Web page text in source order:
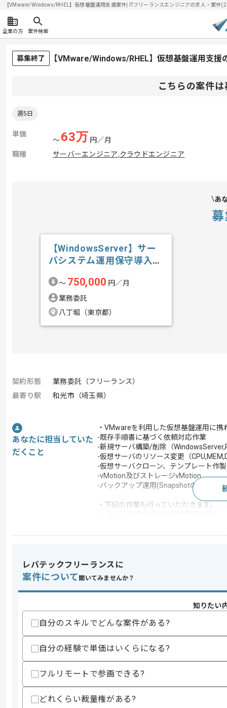
【VMware/Windows/RHEL】仮想基盤運用支援案件| ITフリーランスエンジニアの求人・案件
企業の方 案件検索
募集終了 【VMware/Windows/RHEL】仮想基盤運用支援
こちらの案件
週5日
単価
〜63万 円／月
職種
サーバーエンジニア,クラウドエンジニア
あ
【WindowsServer】サー
バシステム運用保守導入技
〜 750,000 円／月
業務委託
八丁堀（東京都）
契約形態
業務委託（フリーランス）
最寄り駅
和光市（埼玉県）
あなたに担当していた
だくこと
・VMwareを利用した仮想基盤運用に携
-既存手順書に基づく依頼対応作業
-新規サーバ構築/削除（
-仮想サーバのリソース変更（
-仮想サーバクローン、テンプレート作
-vMotion及びストレージvMotion
-バックアップ運用(Snapshotの取得、削
・下記の作業も行っていただきます。
-ドキュメント管理（構成図や運用手順
-インフラ運用プロセスに基づく作業（
この案件で扱う技術
OS
Linux , Windows Server
この案件のポイント
特徴
長期プロジェクト
スキル
求めるスキル
・VMware基盤構築・運用経験
・PowerCLIによるスクリプトの作成/既
レバテックフリーランスに
案件について 聞いてみませんか？
知りたい
自分のスキルでどんな案件がある?
自分の経験で単価はいくらになる?
フルリモートで参画できる?
どれくらい裁量権がある?